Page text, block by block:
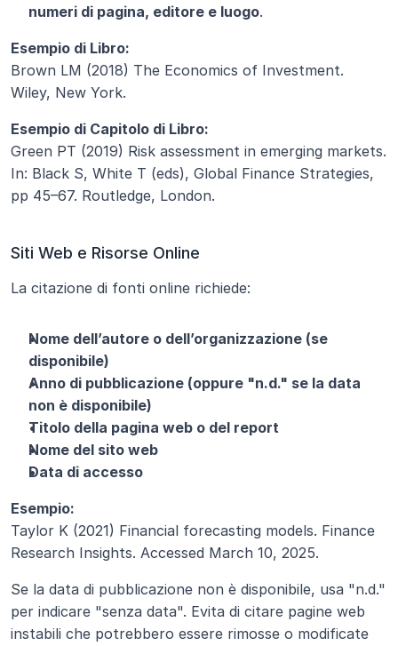
numeri di pagina, editore e luogo.
Esempio di Libro:
Brown LM (2018) The Economics of Investment.
Wiley, New York.
Esempio di Capitolo di Libro:
Green PT (2019) Risk assessment in emerging markets.
In: Black S, White T (eds), Global Finance Strategies,
pp 45–67. Routledge, London.
Siti Web e Risorse Online
La citazione di fonti online richiede:
Nome dell’autore o dell’organizzazione (se
disponibile)
Anno di pubblicazione (oppure "n.d." se la data
non è disponibile)
Titolo della pagina web o del report
Nome del sito web
Data di accesso
Esempio:
Taylor K (2021) Financial forecasting models. Finance
Research Insights. Accessed March 10, 2025.
Se la data di pubblicazione non è disponibile, usa "n.d."
per indicare "senza data". Evita di citare pagine web
instabili che potrebbero essere rimosse o modificate